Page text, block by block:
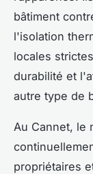
bâtiment
l'isolation
locales
durabilité et
autre type de
Au Cannet, le
propriétaires